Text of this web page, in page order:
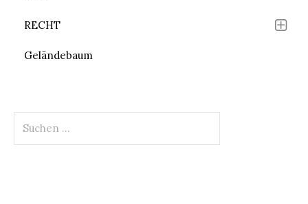
RECHT
Geländebaum
nach: